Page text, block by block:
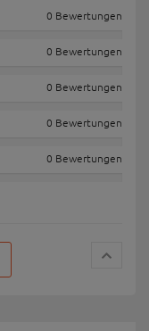
0 Bewertungen
0 Bewertungen
0 Bewertungen
0 Bewertungen
0 Bewertungen